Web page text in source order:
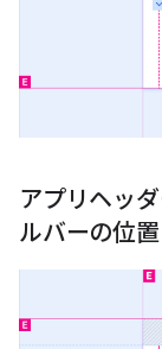
アプリヘッ
ルバーの位置